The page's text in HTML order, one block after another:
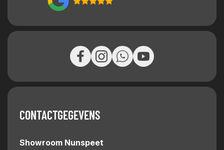
CONTACTGEGEVENS
Showroom Nunspeet